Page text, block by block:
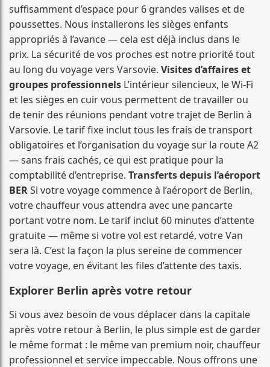
suffisamment d’espace pour 6 grandes valises et de
poussettes. Nous installerons les sièges enfants
appropriés à l’avance — cela est déjà inclus dans le
prix. La sécurité de vos proches est notre priorité tout
au long du voyage vers Varsovie. Visites d’affaires et
groupes professionnels L’intérieur silencieux, le Wi-Fi
et les sièges en cuir vous permettent de travailler ou
de tenir des réunions pendant votre trajet de Berlin à
Varsovie. Le tarif fixe inclut tous les frais de transport
obligatoires et l’organisation du voyage sur la route A2
— sans frais cachés, ce qui est pratique pour la
comptabilité d’entreprise. Transferts depuis l’aéroport
BERSi votre voyage commence à l’aéroport de Berlin,
votre chauffeur vous attendra avec une pancarte
portant votre nom. Le tarif inclut 60 minutes d’attente
gratuite — même si votre vol est retardé, votre Van
sera là. C’est la façon la plus sereine de commencer
votre voyage, en évitant les files d’attente des taxis.
Explorer Berlin après votre retour
Si vous avez besoin de vous déplacer dans la capitale
après votre retour à Berlin, le plus simple est de garder
le même format : le même van premium noir, chauffeur
professionnel et service impeccable. Nous offrons une